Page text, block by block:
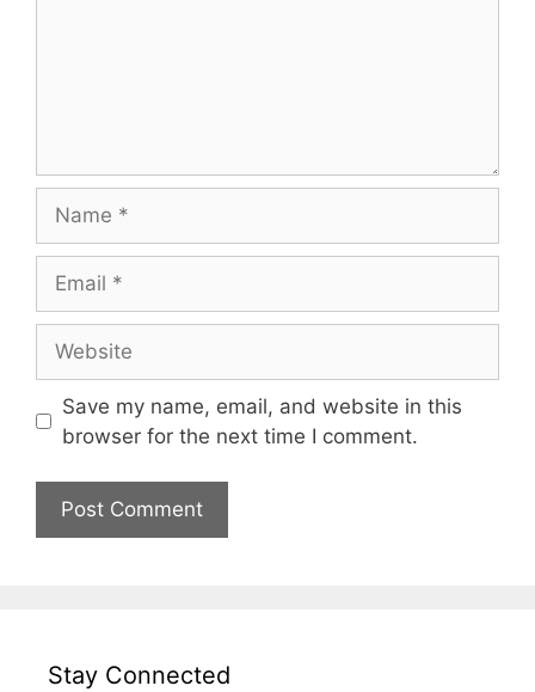
Save my name, email, and website in this
browser for the next time I comment.
Stay Connected